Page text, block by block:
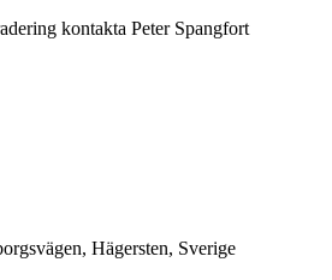
kontakta Peter Spangfort
Hägersten, Sverige